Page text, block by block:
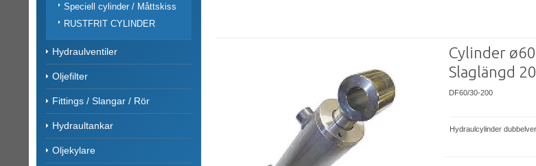
Speciell cylinder / Måttskiss
RUSTFRIT CYLINDER
Hydraulventiler
Oljefilter
Fittings / Slangar / Rör
Hydraultankar
Oljekylare
Cylinder
Slaglängd
DF60/30-200
Hydraulcylinder